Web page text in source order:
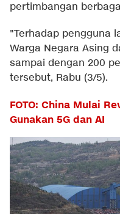
pertimbangan
"Terhadap pengguna
Warga Negara Asing
sampai dengan 200
tersebut, Rabu (3/5).
FOTO: China Mulai
Gunakan 5G dan AI